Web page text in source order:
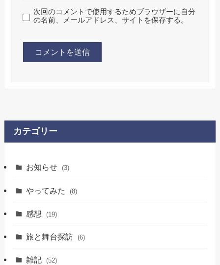
次回のコメントで使用するためブラウザーに自分
の名前、メールアドレス、サイトを保存する。
カテゴリー
お知らせ (3)
やってみた (8)
感想 (19)
旅と舞台探訪 (6)
雑記 (52)